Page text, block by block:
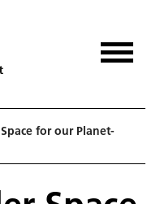
for our Planet-